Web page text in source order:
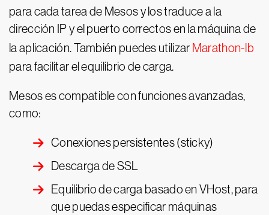
para cada tarea de Mesos y los traduce a la
dirección IP y el puerto correctos en la máquina de
la aplicación. También puedes utilizar Marathon-lb
para facilitar el equilibrio de carga.
Mesos es compatible con funciones avanzadas,
como:
Conexiones persistentes (sticky)
Descarga de SSL
Equilibrio de carga basado en VHost, para
que puedas especificar máquinas